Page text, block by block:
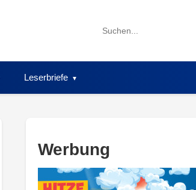
Search
Leserbriefe
Werbung